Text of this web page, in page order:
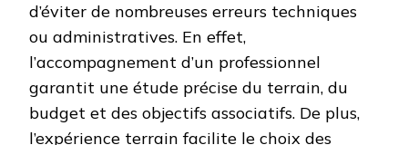
d’éviter de nombreuses erreurs techniques
ou administratives. En effet,
l’accompagnement d’un professionnel
garantit une étude précise du terrain, du
budget et des objectifs associatifs. De plus,
l’expérience terrain facilite le choix des